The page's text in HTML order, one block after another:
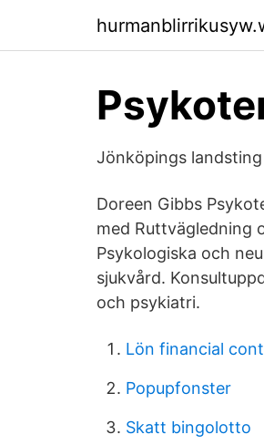
Jönköpings
Doreen Gibbs
med Ruttvägledning
Psykologiska och
sjukvård.
och psykiatri.
Lön financial
Popupfonster
Skatt bingolotto